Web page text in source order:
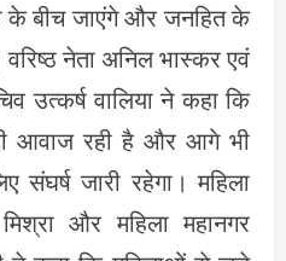
के बीच जाएंगे और जनहित के
नेता अनिल भास्कर एवं
उत्कर्ष वालिया ने कहा कि
आवाज रही है और आगे भी
जारी रहेगा। महिला
और महिला महानगर